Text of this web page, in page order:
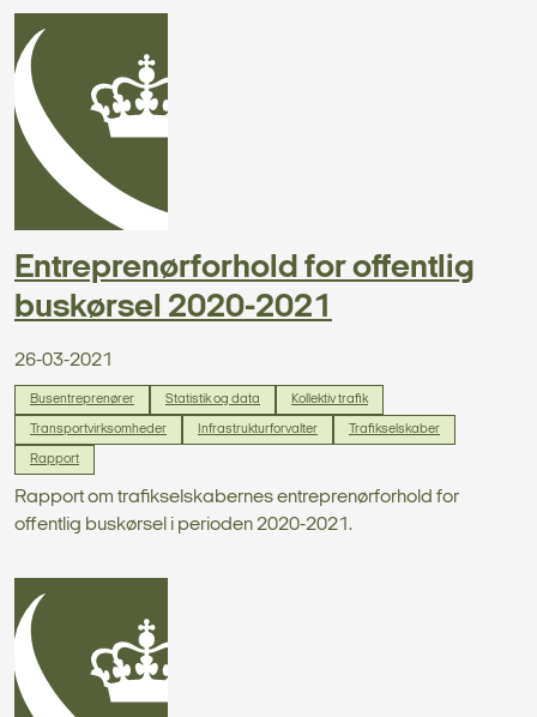
Entreprenørforhold for offentlig
buskørsel 2020-2021
26-03-2021
Busentreprenører Statistik og data Kollektiv trafik
Transportvirksomheder Infrastrukturforvalter Trafikselskaber
Rapport
Rapport om trafikselskabernes entreprenørforhold for
offentlig buskørsel i perioden 2020-2021.